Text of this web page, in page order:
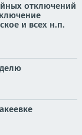
отключений
и всех н.п.